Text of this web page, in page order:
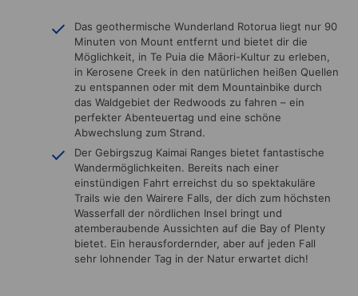
Das geothermische Wunderland Rotorua liegt nur 90
Minuten von Mount entfernt und bietet dir die
Möglichkeit, in Te Puia die Māori-Kultur zu erleben,
in Kerosene Creek in den natürlichen heißen Quellen
zu entspannen oder mit dem Mountainbike durch
das Waldgebiet der Redwoods zu fahren – ein
perfekter Abenteuertag und eine schöne
Abwechslung zum Strand.
Der Gebirgszug Kaimai Ranges bietet fantastische
Wandermöglichkeiten. Bereits nach einer
einstündigen Fahrt erreichst du so spektakuläre
Trails wie den Wairere Falls, der dich zum höchsten
Wasserfall der nördlichen Insel bringt und
atemberaubende Aussichten auf die Bay of Plenty
bietet. Ein herausfordernder, aber auf jeden Fall
sehr lohnender Tag in der Natur erwartet dich!